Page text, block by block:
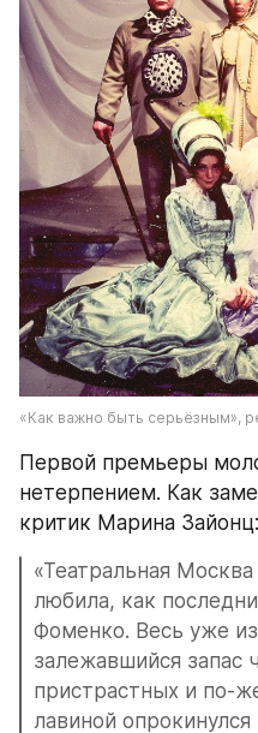
«Как важно быть серьёзным»,
Первой премьеры
нетерпением. Как
критик Марина Зайонц:
«Театральная
любила, как
Фоменко. Весь уже
залежавшийся запас
пристрастных и по-
лавиной